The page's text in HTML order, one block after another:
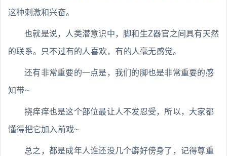
这种刺激和兴奋。
也就是说，人类潜意识中，脚和生Z器官之间具有天然
的联系。只不过有的人喜欢，有的人毫无感觉。
还有非常重要的一点是，我们的脚也是非常重要的感
知带~
挠痒痒也是这个部位最让人不发忍受，所以，大家都
懂得把它加入前戏~
总之，都是成年人谁还没几个癖好傍身了，记得尊重